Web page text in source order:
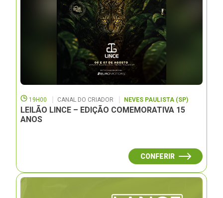
19H00 CANAL DO CRIADOR NEVES PAULISTA (SP)
LEILÃO LINCE – EDIÇÃO COMEMORATIVA 15
ANOS
CONFERIR